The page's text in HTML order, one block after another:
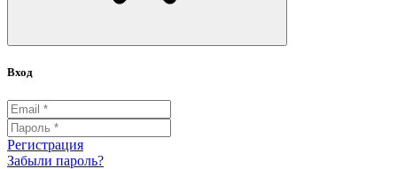
Вход
Регистрация
Забыли пароль?